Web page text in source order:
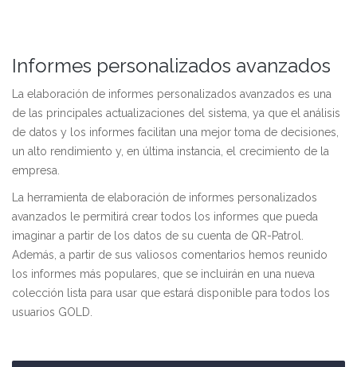
Informes personalizados avanzados
La elaboración de informes personalizados avanzados es una
de las principales actualizaciones del sistema, ya que el análisis
de datos y los informes facilitan una mejor toma de decisiones,
un alto rendimiento y, en última instancia, el crecimiento de la
empresa.
La herramienta de elaboración de informes personalizados
avanzados le permitirá crear todos los informes que pueda
imaginar a partir de los datos de su cuenta de QR-Patrol.
Además, a partir de sus valiosos comentarios hemos reunido
los informes más populares, que se incluirán en una nueva
colección lista para usar que estará disponible para todos los
usuarios GOLD.